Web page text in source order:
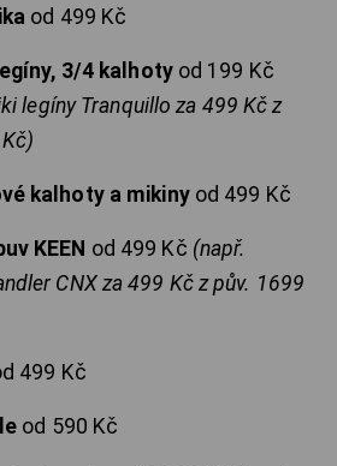
od 499 Kč
3/4 kalhotyod 199 Kč
legíny Tranquillo za 499 Kč z
kalhoty a mikinyod 499 Kč
KEEN od 499 Kč (např.
CNX za 499 Kč z pův. 1699
499 Kč
od 590 Kč